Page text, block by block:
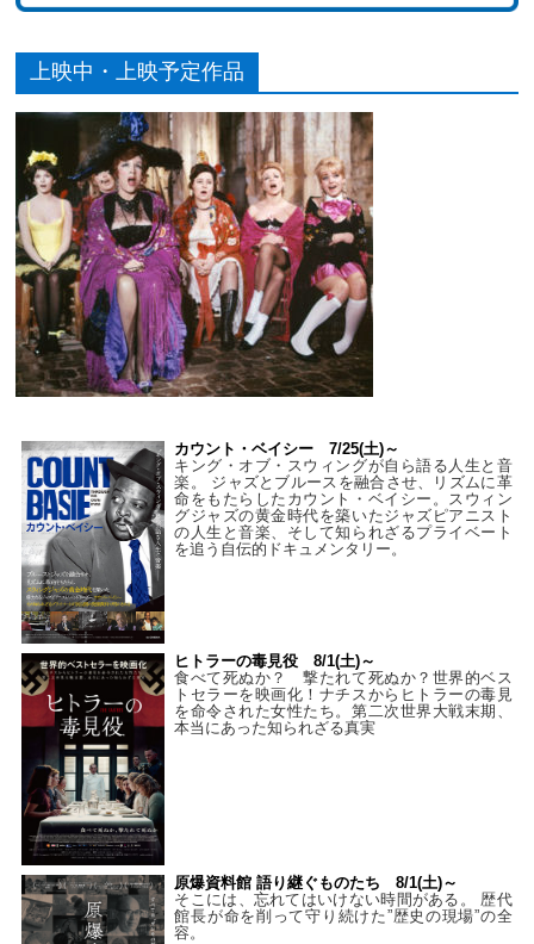
上映中・上映予定作品
カウント・ベイシー 7/25(土)～
キング・オブ・スウィングが自ら語る人生と音
楽。 ジャズとブルースを融合させ、リズムに革
命をもたらしたカウント・ベイシー。スウィン
グジャズの黄金時代を築いたジャズピアニスト
の人生と音楽、そして知られざるプライベート
を追う自伝的ドキュメンタリー。
ヒトラーの毒見役 8/1(土)～
食べて死ぬか？ 撃たれて死ぬか？世界的ベス
トセラーを映画化！ナチスからヒトラーの毒見
を命令された女性たち。第二次世界大戦末期、
本当にあった知られざる真実
原爆資料館 語り継ぐものたち 8/1(土)～
そこには、忘れてはいけない時間がある。 歴代
館長が命を削って守り続けた”歴史の現場”の全
容。